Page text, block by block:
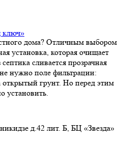
ключ»
дома? Отличным выбором
установка, которая очищает
сливается прозрачная
нужно поле фильтрации:
грунт. Но перед этим
установить.
д.42 лит. Б, БЦ «Звезда»